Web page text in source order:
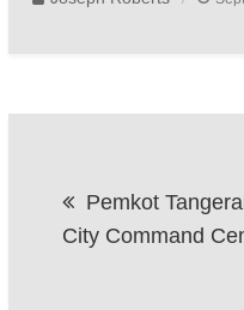
Pemkot
City Command